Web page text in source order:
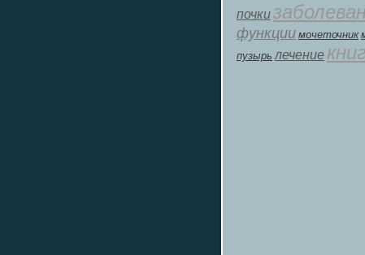
почки
функции мοчеточник
пузырь лечение